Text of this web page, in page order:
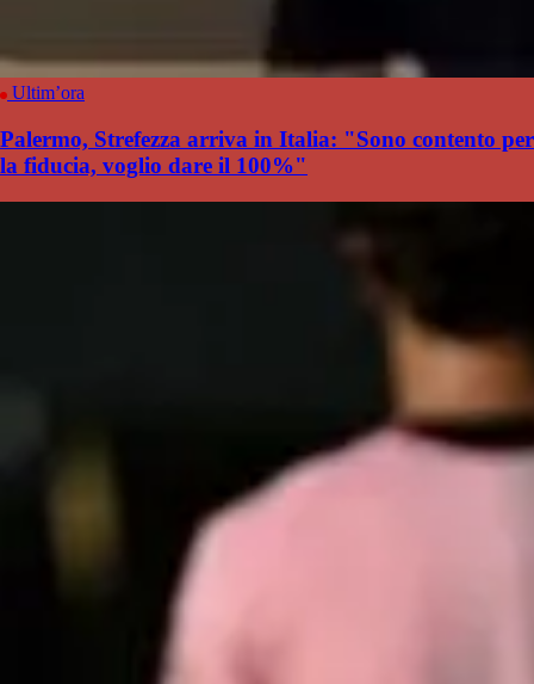
Ultim’ora
Palermo, Strefezza arriva in Italia: "Sono contento per
la fiducia, voglio dare il 100%"